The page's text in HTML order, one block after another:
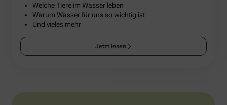
Welche Tiere im Wasser leben
Warum Wasser für uns so wichtig ist
Und vieles mehr
Jetzt lesen